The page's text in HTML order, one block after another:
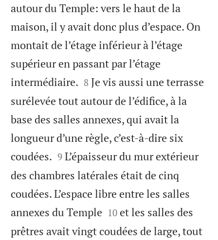
autour du Temple: vers le haut de la
maison, il y avait donc plus d’espace. On
montait de l’étage inférieur à l’étage
supérieur en passant par l’étage
intermédiaire. 

8 Je vis aussi une terrasse
surélevée tout autour de l’édifice, à la
base des salles annexes, qui avait la
longueur d’une règle, c’est-à-dire six
coudées. 

9 L’épaisseur du mur extérieur
des chambres latérales était de cinq
coudées. L’espace libre entre les salles
annexes du Temple 

10 et les salles des
prêtres avait vingt coudées de large, tout